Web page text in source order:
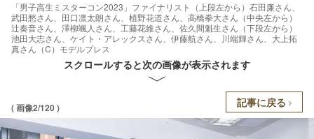
「男子高生ミスターコン2023」ファイナリスト（上段左から）石田廉さん、
武田愁さん、田口凛太朗さん、植野花道さん、高橋拳大さん（中央左から）
辻奏音さん、澤柳颯人さん、工藤花維さん、佐久間魁生さん（下段左から）
池田大志さん、ケイト・アレックスさん、伊藤航さん、川端輝さん、大上拓
真さん（C）モデルプレス
スクロールすると次の画像が表示されます
( 画像2/120 ) 記事に戻る